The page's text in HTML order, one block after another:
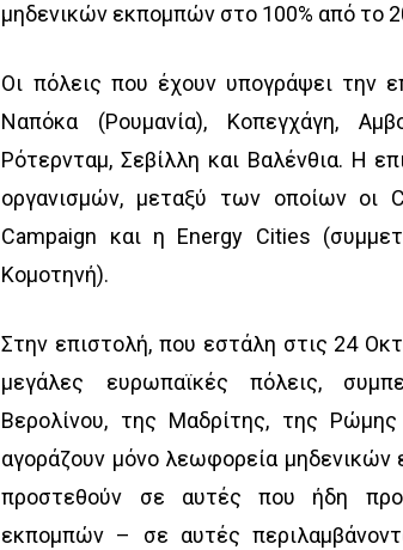
μηδενικών εκπομπών στο 100% από το
Οι πόλεις που έχουν υπογράψει την
Ναπόκα (Ρουμανία), Κοπεγχάγη,
Ρότερνταμ, Σεβίλλη και Βαλένθια. Η
οργανισμών, μεταξύ των οποίων οι
Campaign και η Energy Cities
Κομοτηνή).
Στην επιστολή, που εστάλη στις 24
μεγάλες ευρωπαϊκές πόλεις,
Βερολίνου, της Μαδρίτης, της
αγοράζουν μόνο λεωφορεία
προστεθούν σε αυτές που ήδη
εκπομπών – σε αυτές